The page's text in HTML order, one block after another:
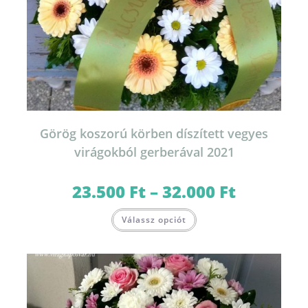
Görög koszorú körben díszített vegyes
virágokból gerberával 2021
23.500 Ft–32.000 Ft23.500 Ft
Válassz opciót a
variációja
van.
A
változatok
a
termékoldalon